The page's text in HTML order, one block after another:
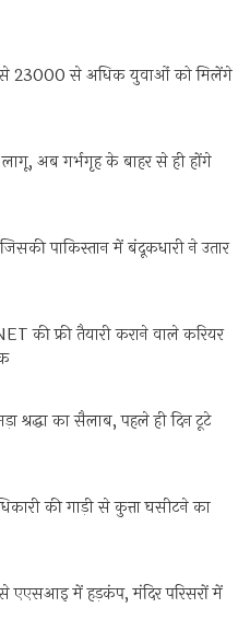
से 23000 से अधिक युवाओं को मिलेंगे
अब गर्भगृह के बाहर से ही होंगे
पाकिस्तान में बंदूकधारी ने उतार
की फ्री तैयारी कराने वाले करियर
श्रद्धा का सैलाब, पहले ही दिन टूटे
की गाड़ी से कुत्ता घसीटने का
से एएसआइ में हड़कंप, मंदिर परिसरों में